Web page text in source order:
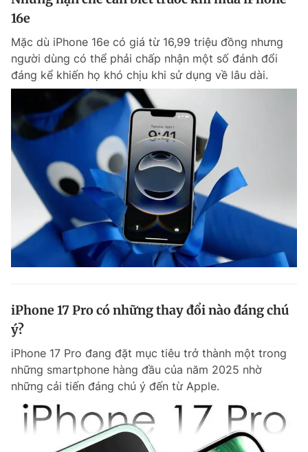
16e
Mặc dù iPhone 16e có giá từ 16,99 triệu đồng nhưng
người dùng có thể phải chấp nhận một số đánh đổi
đáng kể khiến họ khó chịu khi sử dụng về lâu dài.
iPhone 17 Pro có những thay đổi nào đáng chú
ý?
iPhone 17 Pro đang đặt mục tiêu trở thành một trong
những smartphone hàng đầu của năm 2025 nhờ
những cải tiến đáng chú ý đến từ Apple.